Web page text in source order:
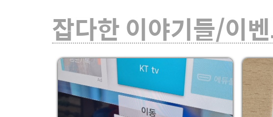
잡다한 이야기들/이